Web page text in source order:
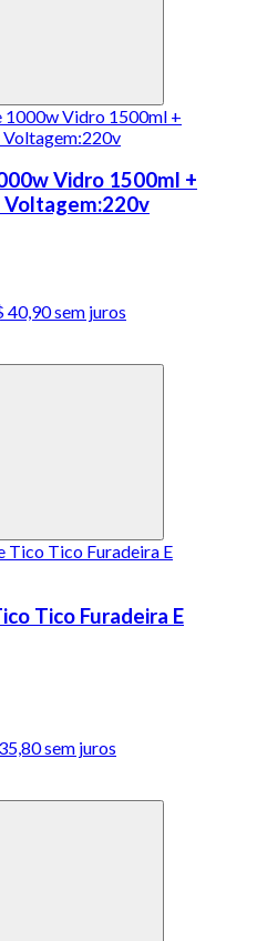
Vidro 1500ml +
40,90 sem juros
Tico Furadeira E
sem juros